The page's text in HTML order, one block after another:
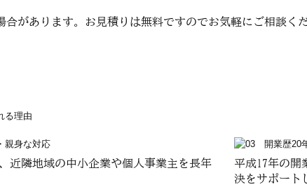
があります。お見積りは無料ですのでお気軽にご相談くだ
近隣地域の中小企業や個人事業主を長年
平成17年の開
決をサポート